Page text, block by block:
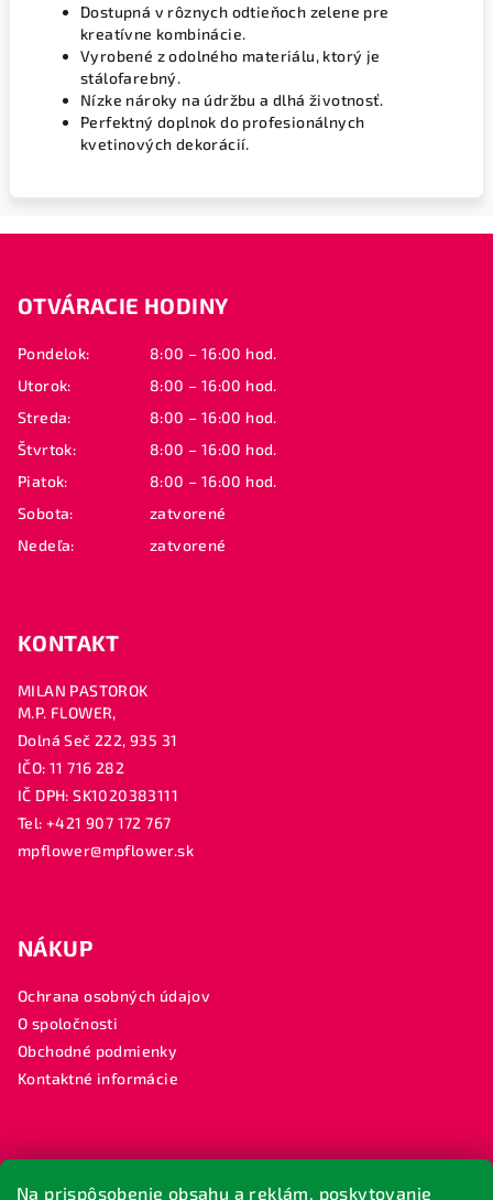
Na prispôsobenie obsahu a reklám, poskytovanie
Dostupná v rôznych odtieňoch zelene pre
kreatívne kombinácie.
Vyrobené z odolného materiálu, ktorý je
stálofarebný.
Nízke nároky na údržbu a dlhá životnosť.
Perfektný doplnok do profesionálnych
kvetinových dekorácií.
OTVÁRACIE HODINY
Pondelok:
8:00 – 16:00 hod.
Utorok:
8:00 – 16:00 hod.
Streda:
8:00 – 16:00 hod.
Štvrtok:
8:00 – 16:00 hod.
Piatok:
8:00 – 16:00 hod.
Sobota:
zatvorené
Nedeľa:
zatvorené
KONTAKT
MILAN PASTOROK
M.P. FLOWER,
Dolná Seč 222, 935 31
IČO: 11 716 282
IČ DPH: SK1020383111
Tel: +421 907 172 767
mpflower@mpflower.sk
NÁKUP
Ochrana osobných údajov
O spoločnosti
Obchodné podmienky
Kontaktné informácie